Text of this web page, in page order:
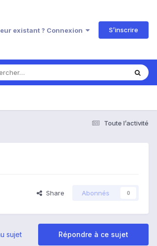
existant ? Connexion S’inscrire
Toute l’activité
Share Abonnés 0
Répondre à ce sujet
sujet